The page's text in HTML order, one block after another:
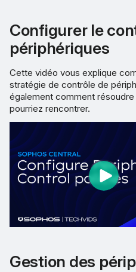
Configurer le
périphériques
Cette vidéo vous explique
stratégie de contrôle de
également comment
pourriez rencontrer.
Gestion des